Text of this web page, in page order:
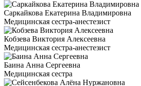
Саркайкова Екатерина Владимировна
Медицинская сестра-анестезист
Кобзева Виктория Алексеевна
Медицинская сестра-анестезист
Баина Анна Сергеевна
Медицинская сестра